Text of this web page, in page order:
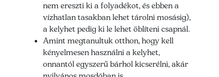
nem ereszti ki a folyadékot, és ebben a
vízhatlan tasakban lehet tárolni mosásig),
a kelyhet pedig ki le lehet öblíteni csapnál.
Amint megtanultuk otthon, hogy kell
kényelmesen használni a kelyhet,
onnantól egyszerű bárhol kicserélni, akár